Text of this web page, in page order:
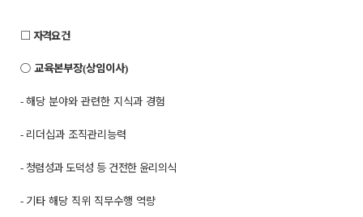
□ 자격요건
○ 교육본부장(상임이사)
- 해당 분야와 관련한 지식과 경험
- 리더십과 조직관리능력
- 청렴성과 도덕성 등 건전한 윤리의식
- 기타 해당 직위 직무수행 역량